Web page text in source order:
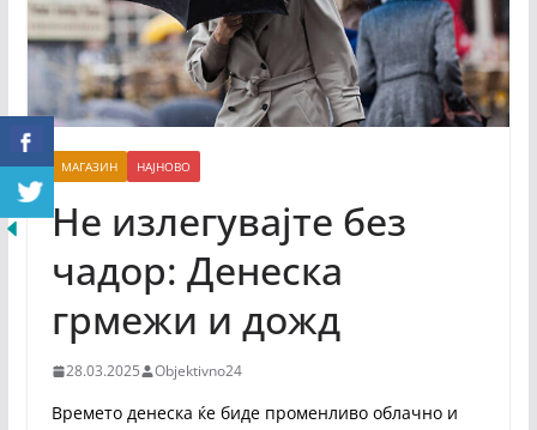
МАГАЗИН НАЈНОВО
Не излегувајте без
чадор: Денеска
грмежи и дожд
28.03.2025 Objektivno24
Времето денеска ќе биде променливо облачно и